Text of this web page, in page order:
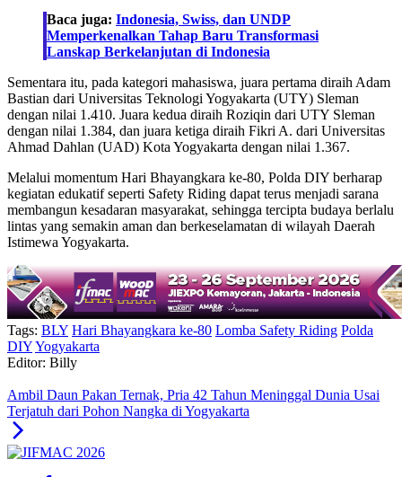
Baca juga: Indonesia, Swiss, dan UNDP
Memperkenalkan Tahap Baru Transformasi
Lanskap Berkelanjutan di Indonesia
Sementara itu, pada kategori mahasiswa, juara pertama diraih Adam
Bastian dari Universitas Teknologi Yogyakarta (UTY) Sleman
dengan nilai 1.410. Juara kedua diraih Roziqin dari UTY Sleman
dengan nilai 1.384, dan juara ketiga diraih Fikri A. dari Universitas
Ahmad Dahlan (UAD) Kota Yogyakarta dengan nilai 1.367.
Melalui momentum Hari Bhayangkara ke-80, Polda DIY berharap
kegiatan edukatif seperti Safety Riding dapat terus menjadi sarana
membangun kesadaran masyarakat, sehingga tercipta budaya berlalu
lintas yang semakin aman dan berkeselamatan di wilayah Daerah
Istimewa Yogyakarta.
Tags: BLY Hari Bhayangkara ke-80 Lomba Safety Riding Polda
DIYYogyakarta
Editor: Billy
Ambil Daun Pakan Ternak, Pria 42 Tahun Meninggal Dunia Usai
Terjatuh dari Pohon Nangka di Yogyakarta